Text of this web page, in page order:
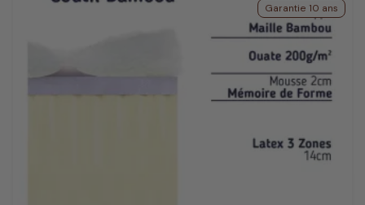
Garantie 10 ans